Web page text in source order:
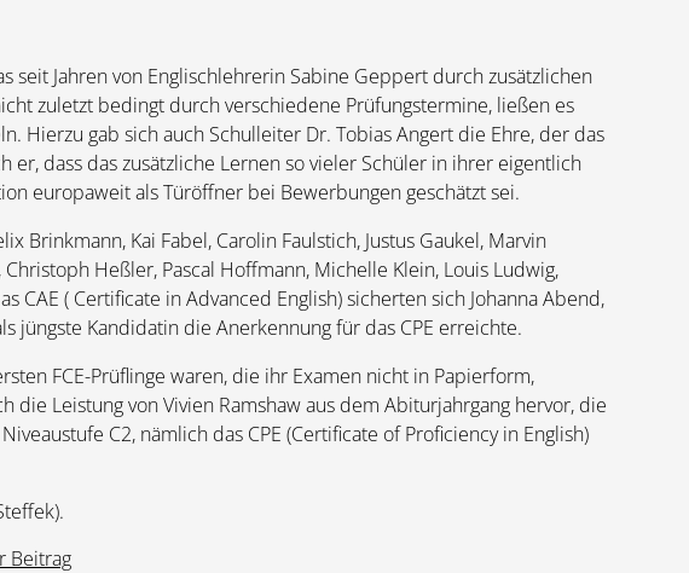
Jahren von Englischlehrerin Sabine Geppert durch zusätzlichen
zuletzt bedingt durch verschiedene Prüfungstermine, ließen es
Hierzu gab sich auch Schulleiter Dr. Tobias Angert die Ehre, der das
dass das zusätzliche Lernen so vieler Schüler in ihrer eigentlich
europaweit als Türöffner bei Bewerbungen geschätzt sei.
Brinkmann, Kai Fabel, Carolin Faulstich, Justus Gaukel, Marvin
Heßler, Pascal Hoffmann, Michelle Klein, Louis Ludwig,
CAE ( Certificate in Advanced English) sicherten sich Johanna Abend,
jüngste Kandidatin die Anerkennung für das CPE erreichte.
FCE-Prüflinge waren, die ihr Examen nicht in Papierform,
Leistung von Vivien Ramshaw aus dem Abiturjahrgang hervor, die
C2, nämlich das CPE (Certificate of Proficiency in English)
Beitrag